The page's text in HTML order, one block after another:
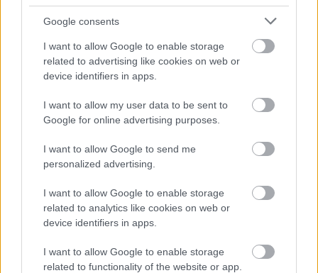
Google consents
I want to allow Google to enable storage
related to advertising like cookies on web or
device identifiers in apps.
I want to allow my user data to be sent to
Google for online advertising purposes.
I want to allow Google to send me
personalized advertising.
I want to allow Google to enable storage
related to analytics like cookies on web or
device identifiers in apps.
I want to allow Google to enable storage
related to functionality of the website or app.
söpörd a szőnyeg alá